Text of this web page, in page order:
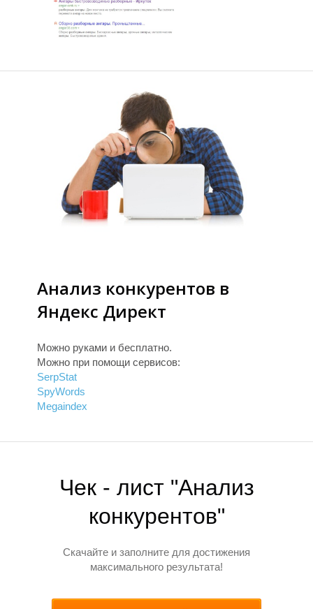
А
Т
1
Анализ конкурентов в
Яндекс Директ
Можно руками и бесплатно.
Можно при помощи сервисов:
SerpStat
SpyWords
Megaindex
Чек - лист "Анализ
конкурентов"
Скачайте и заполните для достижения
максимального результата!